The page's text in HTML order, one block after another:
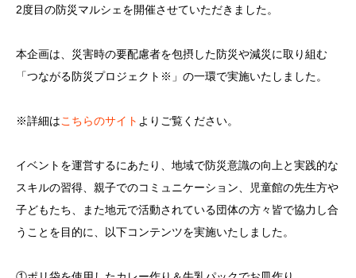
2度目の防災マルシェを開催させていただきました。
本企画は、災害時の要配慮者を包摂した防災や減災に取り組む
「つながる防災プロジェクト※」の一環で実施いたしました。
※詳細はこちらのサイト よりご覧ください。
イベントを運営するにあたり、地域で防災意識の向上と実践的な
スキルの習得、親子でのコミュニケーション、児童館の先生方や
子どもたち、また地元で活動されている団体の方々皆で協力し合
うことを目的に、以下コンテンツを実施いたしました。